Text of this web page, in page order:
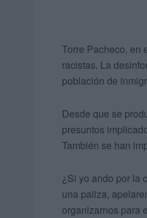
Torre Pacheco, en
racistas. La
población de
Desde que se
presuntos
También se han
¿Si yo ando por la
una paliza,
organizarnos para